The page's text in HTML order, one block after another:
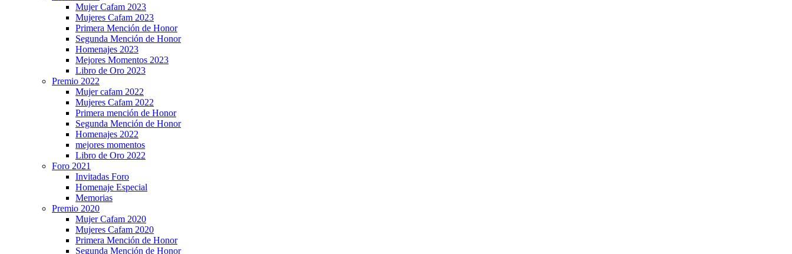
Mujer Cafam 2023
Mujeres Cafam 2023
Primera Mención de Honor
Segunda Mención de Honor
Homenajes 2023
Mejores Momentos 2023
Libro de Oro 2023
Premio 2022
Mujer cafam 2022
Mujeres Cafam 2022
Primera mención de Honor
Segunda Mención de Honor
Homenajes 2022
mejores momentos
Libro de Oro 2022
Foro 2021
Invitadas Foro
Homenaje Especial
Memorias
Premio 2020
Mujer Cafam 2020
Mujeres Cafam 2020
Primera Mención de Honor
Segunda Mención de Honor